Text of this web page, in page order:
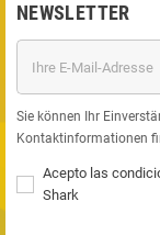
NEWSLETTER
Sie können Ihr
Kontaktinformationen
Acepto las
Shark